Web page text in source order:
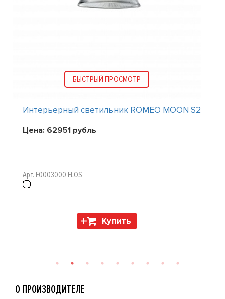
БЫСТРЫЙ ПРОСМОТР
Интерьерный светильник ROMEO MOON S2
Цена: 62951 рубль
Арт. F0003000 FLOS
Купить
О ПРОИЗВОДИТЕЛЕ